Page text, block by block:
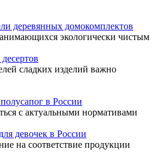
деревянных домокомплектов
экологически чистым
сладких изделий важно
в России
с актуальными нормативами
девочек в России
на соответствие продукции